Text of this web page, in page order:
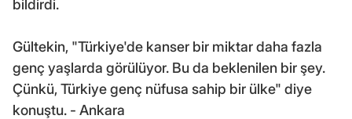
bildirdi.
Gültekin, "Türkiye'de kanser bir miktar daha fazla
genç yaşlarda görülüyor. Bu da beklenilen bir şey.
Çünkü, Türkiye genç nüfusa sahip bir ülke" diye
konuştu. - Ankara